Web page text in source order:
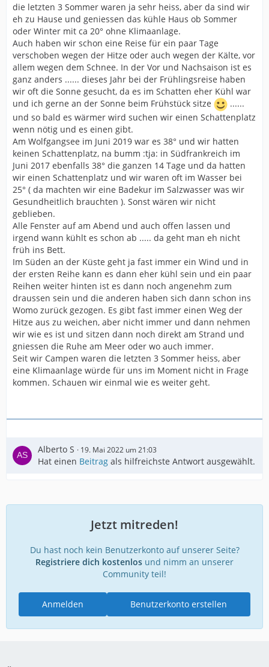
die letzten 3 Sommer waren ja sehr heiss, aber da sind wir
eh zu Hause und geniessen das kühle Haus ob Sommer
oder Winter mit ca 20° ohne Klimaanlage.
Auch haben wir schon eine Reise für ein paar Tage
verschoben wegen der Hitze oder auch wegen der Kälte, vor
allem wegen dem Schnee. In der Vor und Nachsaison ist es
ganz anders ...... dieses Jahr bei der Frühlingsreise haben
wir oft die Sonne gesucht, da es im Schatten eher Kühl war
und ich gerne an der Sonne beim Frühstück sitze
......
und so bald es wärmer wird suchen wir einen Schattenplatz
wenn nötig und es einen gibt.
Am Wolfgangsee im Juni 2019 war es 38° und wir hatten
keinen Schattenplatz, na bumm :tja: in Südfrankreich im
Juni 2017 ebenfalls 38° die ganzen 14 Tage und da hatten
wir einen Schattenplatz und wir waren oft im Wasser bei
25° ( da machten wir eine Badekur im Salzwasser was wir
Gesundheitlich brauchten ). Sonst wären wir nicht
geblieben.
Alle Fenster auf am Abend und auch offen lassen und
irgend wann kühlt es schon ab ..... da geht man eh nicht
früh ins Bett.
Im Süden an der Küste geht ja fast immer ein Wind und in
der ersten Reihe kann es dann eher kühl sein und ein paar
Reihen weiter hinten ist es dann noch angenehm zum
draussen sein und die anderen haben sich dann schon ins
Womo zurück gezogen. Es gibt fast immer einen Weg der
Hitze aus zu weichen, aber nicht immer und dann nehmen
wir wie es ist und sitzen dann noch direkt am Strand und
gniessen die Ruhe am Meer oder wo auch immer.
Seit wir Campen waren die letzten 3 Sommer heiss, aber
eine Klimaanlage würde für uns im Moment nicht in Frage
kommen. Schauen wir einmal wie es weiter geht.
Alberto S 19. Mai 2022 um 21:03
Hat einen Beitrag als hilfreichste Antwort ausgewählt.
Jetzt mitreden!
Du hast noch kein Benutzerkonto auf unserer Seite?
Registriere dich kostenlos und nimm an unserer
Community teil!
Benutzerkonto erstellen
Anmelden